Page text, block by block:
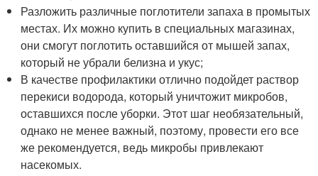
Разложить различные поглотители запаха в промытых
местах. Их можно купить в специальных магазинах,
они смогут поглотить оставшийся от мышей запах,
который не убрали белизна и укус;
В качестве профилактики отлично подойдет раствор
перекиси водорода, который уничтожит микробов,
оставшихся после уборки. Этот шаг необязательный,
однако не менее важный, поэтому, провести его все
же рекомендуется, ведь микробы привлекают
насекомых.